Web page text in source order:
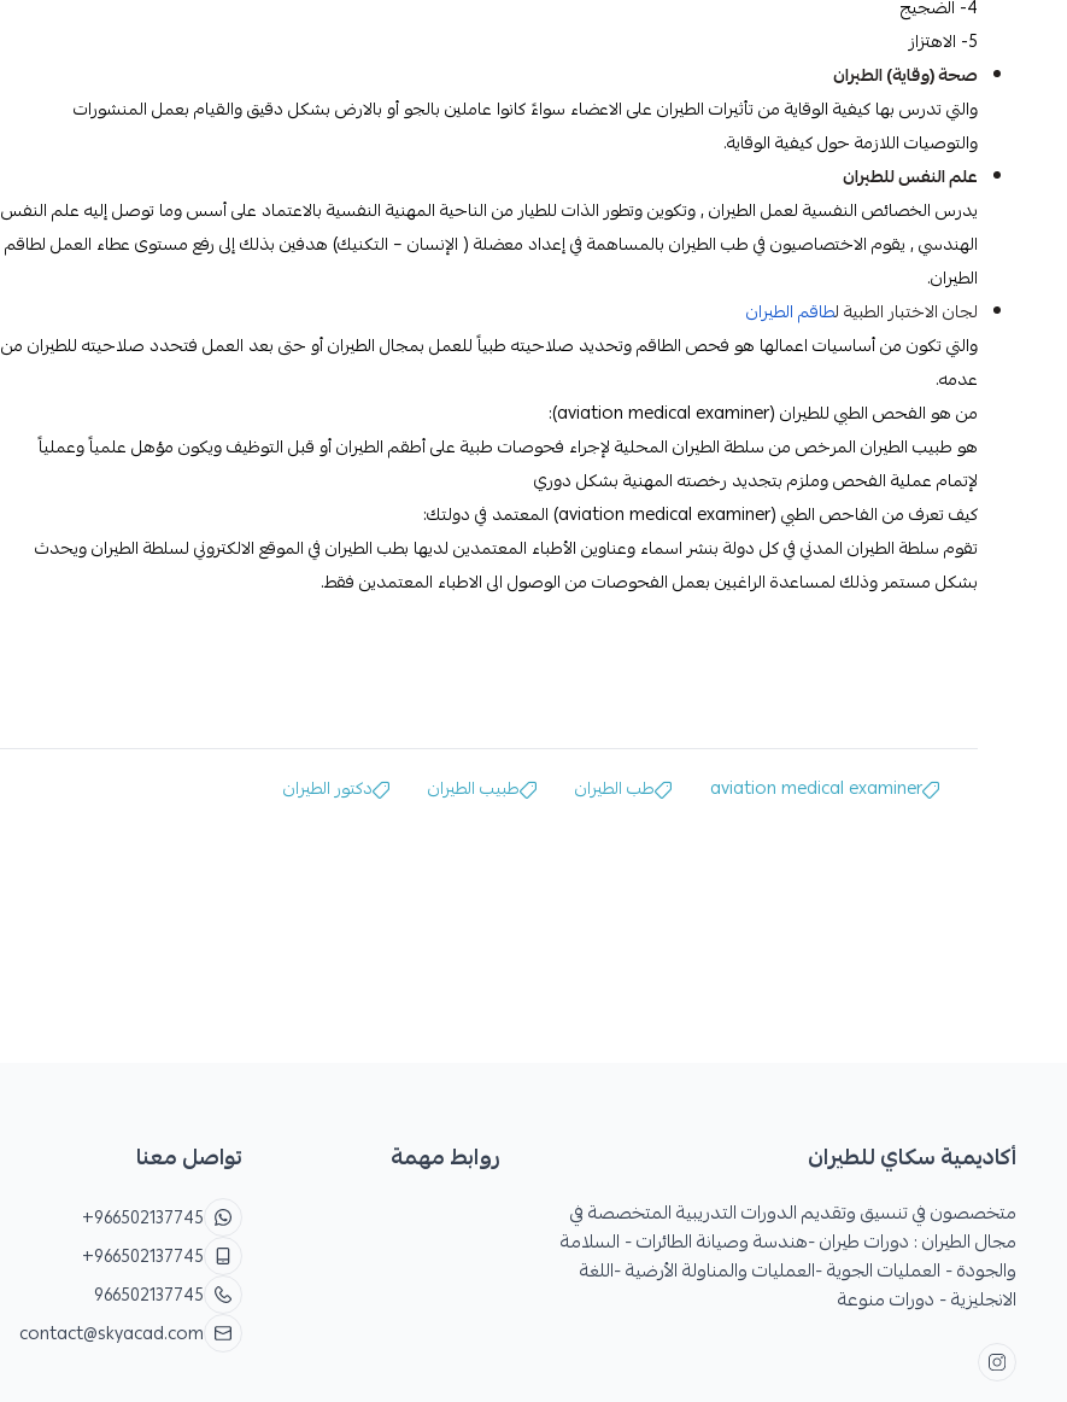
4- الضجيج
5- الاهتزاز
صحة (وقاية) الطيران
والتي تدرس بها كيفية الوقاية من تأثيرات الطيران على الاعضاء سواءً كانوا عاملين بالجو أو بالارض بشكل دقيق والقيام بعمل المنشورات
والتوصيات اللازمة حول كيفية الوقاية.
علم النفس للطيران
يدرس الخصائص النفسية لعمل الطيران , وتكوين وتطور الذات للطيار من الناحية المهنية النفسية بالاعتماد على أسس وما توصل إليه علم النفس
الهندسي , يقوم الاختصاصيون في طب الطيران بالمساهمة في إعداد معضلة ( الإنسان – التكنيك) هدفين بذلك إلى رفع مستوى عطاء العمل لطاقم
الطيران.
لجان الاختبار الطبية لطاقم الطيران
والتي تكون من أساسيات اعمالها هو فحص الطاقم وتحديد صلاحيته طبياً للعمل بمجال الطيران أو حتى بعد العمل فتحدد صلاحيته للطيران من
عدمه.
من هو الفحص الطبي للطيران (aviation medical examiner):
هو طبيب الطيران المرخص من سلطة الطيران المحلية لإجراء فحوصات طبية على أطقم الطيران أو قبل التوظيف ويكون مؤهل علمياً وعملياً
لإتمام عملية الفحص وملزم بتجديد رخصته المهنية بشكل دوري
كيف تعرف من الفاحص الطبي (aviation medical examiner) المعتمد في دولتك:
تقوم سلطة الطيران المدني في كل دولة بنشر اسماء وعناوين الأطباء المعتمدين لديها بطب الطيران في الموقع الالكتروني لسلطة الطيران ويحدث
بشكل مستمر وذلك لمساعدة الراغبين بعمل الفحوصات من الوصول الى الاطباء المعتمدين فقط.
aviation medical examiner طب الطيران طبيب الطيران دكتور الطيران
أكاديمية سكاي للطيران
متخصصون في تنسيق وتقديم الدورات التدريبية المتخصصة في
مجال الطيران : دورات طيران -هندسة وصيانة الطائرات - السلامة
والجودة - العمليات الجوية -العمليات والمناولة الأرضية -اللغة
الانجليزية - دورات منوعة
روابط مهمة تواصل معنا
+966502137745
+966502137745
966502137745
contact@skyacad.com